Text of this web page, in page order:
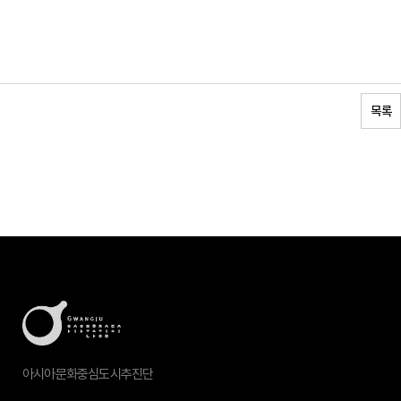
목록
아시아문화중심도시추진단